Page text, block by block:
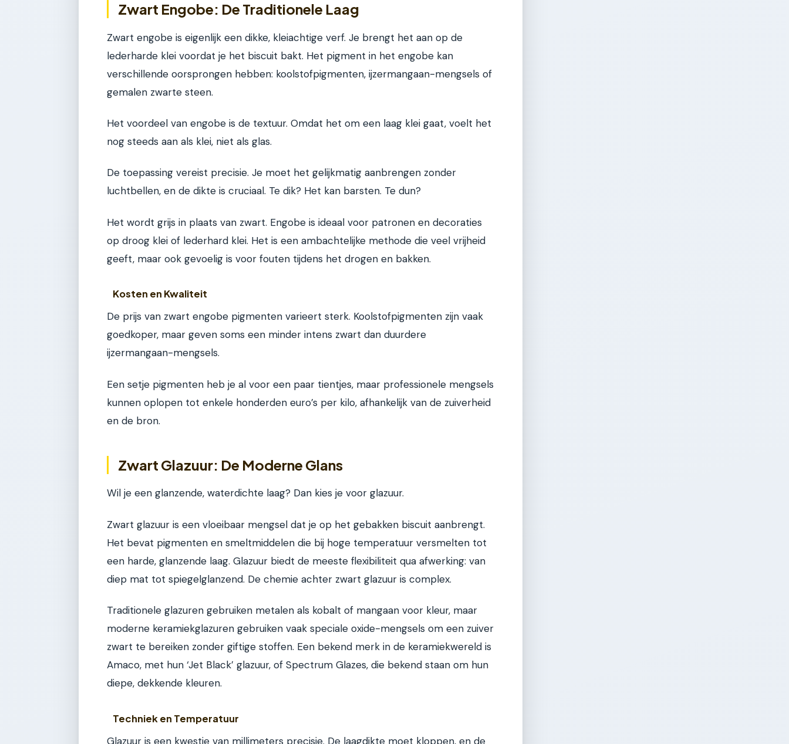
Zwart Engobe: De Traditionele Laag
Zwart engobe is eigenlijk een dikke, kleiachtige verf. Je brengt het aan op de
lederharde klei voordat je het biscuit bakt. Het pigment in het engobe kan
verschillende oorsprongen hebben: koolstofpigmenten, ijzermangaan-mengsels of
gemalen zwarte steen.
Het voordeel van engobe is de textuur. Omdat het om een laag klei gaat, voelt het
nog steeds aan als klei, niet als glas.
De toepassing vereist precisie. Je moet het gelijkmatig aanbrengen zonder
luchtbellen, en de dikte is cruciaal. Te dik? Het kan barsten. Te dun?
Het wordt grijs in plaats van zwart. Engobe is ideaal voor patronen en decoraties
op droog klei of lederhard klei. Het is een ambachtelijke methode die veel vrijheid
geeft, maar ook gevoelig is voor fouten tijdens het drogen en bakken.
Kosten en Kwaliteit
De prijs van zwart engobe pigmenten varieert sterk. Koolstofpigmenten zijn vaak
goedkoper, maar geven soms een minder intens zwart dan duurdere
ijzermangaan-mengsels.
Een setje pigmenten heb je al voor een paar tientjes, maar professionele mengsels
kunnen oplopen tot enkele honderden euro’s per kilo, afhankelijk van de zuiverheid
en de bron.
Zwart Glazuur: De Moderne Glans
Wil je een glanzende, waterdichte laag? Dan kies je voor glazuur.
Zwart glazuur is een vloeibaar mengsel dat je op het gebakken biscuit aanbrengt.
Het bevat pigmenten en smeltmiddelen die bij hoge temperatuur versmelten tot
een harde, glanzende laag. Glazuur biedt de meeste flexibiliteit qua afwerking: van
diep mat tot spiegelglanzend. De chemie achter zwart glazuur is complex.
Traditionele glazuren gebruiken metalen als kobalt of mangaan voor kleur, maar
moderne keramiekglazuren gebruiken vaak speciale oxide-mengsels om een zuiver
zwart te bereiken zonder giftige stoffen. Een bekend merk in de keramiekwereld is
Amaco, met hun ‘Jet Black’ glazuur, of Spectrum Glazes, die bekend staan om hun
diepe, dekkende kleuren.
Techniek en Temperatuur
Glazuur is een kwestie van millimeters precisie. De laagdikte moet kloppen, en de